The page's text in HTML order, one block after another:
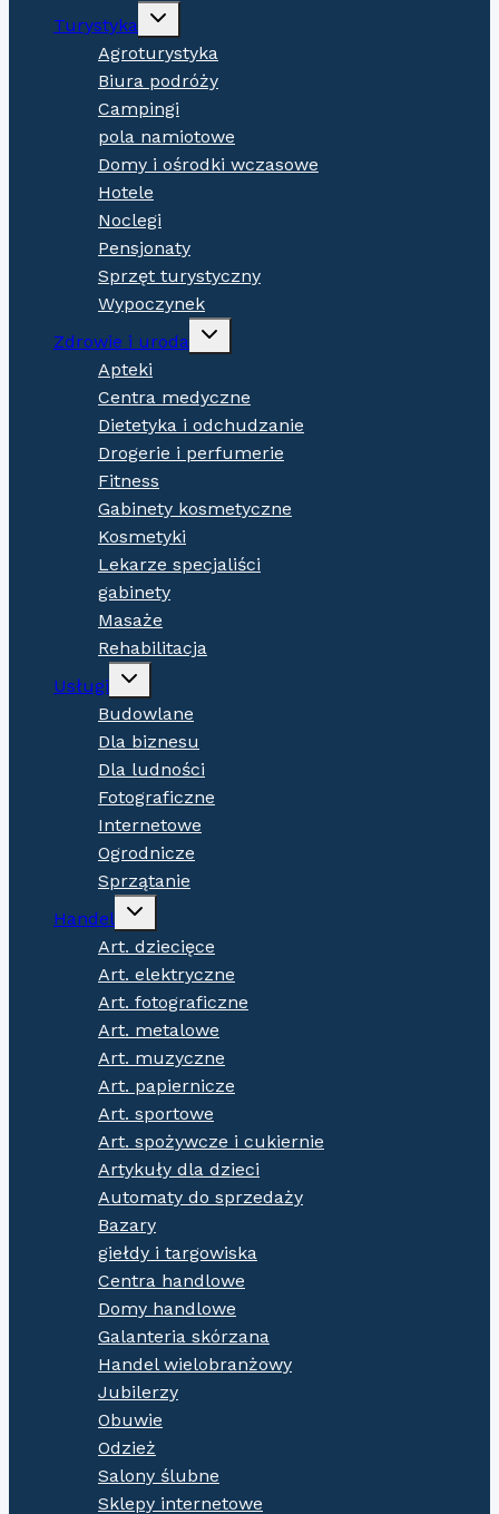
Turystyka
Expand
Agroturystyka
Biura podróży
Campingi
pola namiotowe
Domy i ośrodki wczasowe
Hotele
Noclegi
Pensjonaty
Sprzęt turystyczny
Wypoczynek
Zdrowie i uroda
Expand
Apteki
Centra medyczne
Dietetyka i odchudzanie
Drogerie i perfumerie
Fitness
Gabinety kosmetyczne
Kosmetyki
Lekarze specjaliści
gabinety
Masaże
Rehabilitacja
Usługi
Expand
menu
Budowlane
Dla biznesu
Dla ludności
Fotograficzne
Internetowe
Ogrodnicze
Sprzątanie
Handel
Expand
menu
Art. dziecięce
Art. elektryczne
Art. fotograficzne
Art. metalowe
Art. muzyczne
Art. papiernicze
Art. sportowe
Art. spożywcze i cukiernie
Artykuły dla dzieci
Automaty do sprzedaży
Bazary
giełdy i targowiska
Centra handlowe
Domy handlowe
Galanteria skórzana
Handel wielobranżowy
Jubilerzy
Obuwie
Odzież
Salony ślubne
Sklepy internetowe